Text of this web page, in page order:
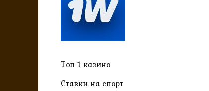
Топ 1 казино
Ставки на спорт